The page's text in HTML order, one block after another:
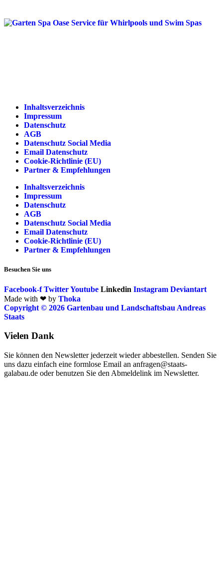
Inhaltsverzeichnis
Impressum
Datenschutz
AGB
Datenschutz Social Media
Email Datenschutz
Cookie-Richtlinie (EU)
Partner & Empfehlungen
Inhaltsverzeichnis
Impressum
Datenschutz
AGB
Datenschutz Social Media
Email Datenschutz
Cookie-Richtlinie (EU)
Partner & Empfehlungen
Besuchen Sie uns
Facebook-f TwitterYoutube Linkedin Instagram Deviantart
Made with ❤ by Thoka
Copyright © 2026 Gartenbau und Landschaftsbau Andreas
Staats
Vielen Dank
Sie können den Newsletter jederzeit wieder abbestellen. Senden Sie
uns dazu einfach eine formlose Email an anfragen@staats-
galabau.de oder benutzen Sie den Abmeldelink im Newsletter.